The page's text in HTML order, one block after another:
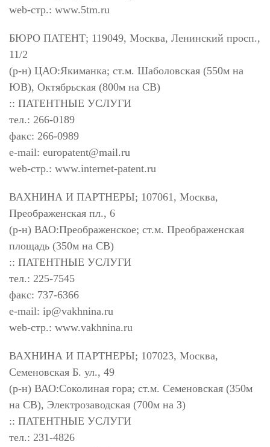
web-стр.: www.5tm.ru
БЮРО ПАТЕНТ; 119049, Москва, Ленинский просп.,
11/2
(р-н) ЦАО:Якиманка; ст.м. Шаболовская (550м на
ЮВ), Октябрьская (800м на СВ)
:: ПАТЕНТНЫЕ УСЛУГИ
тел.: 266-0189
факс: 266-0989
e-mail: europatent@mail.ru
web-стр.: www.internet-patent.ru
ВАХНИНА И ПАРТНЕРЫ; 107061, Москва,
Преображенская пл., 6
(р-н) ВАО:Преображенское; ст.м. Преображенская
площадь (350м на СВ)
:: ПАТЕНТНЫЕ УСЛУГИ
тел.: 225-7545
факс: 737-6366
e-mail: ip@vakhnina.ru
web-стр.: www.vakhnina.ru
ВАХНИНА И ПАРТНЕРЫ; 107023, Москва,
Семеновская Б. ул., 49
(р-н) ВАО:Соколиная гора; ст.м. Семеновская (350м
на СВ), Электрозаводская (700м на З)
:: ПАТЕНТНЫЕ УСЛУГИ
тел.: 231-4826